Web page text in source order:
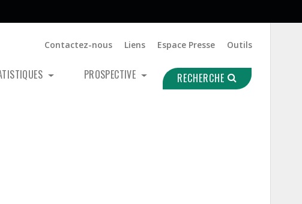
Contactez-nous Liens Espace Presse Outils
PROSPECTIVE RECHERCHE